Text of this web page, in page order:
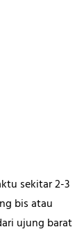
sekitar 2-3
bis atau
ujung barat